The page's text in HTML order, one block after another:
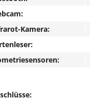
Kamera: